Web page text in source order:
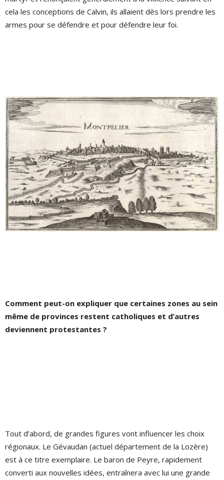
cela les conceptions de Calvin, ils allaient dès lors prendre les
armes pour se défendre et pour défendre leur foi.
Comment peut-on expliquer que certaines zones au sein
même de provinces restent catholiques et d’autres
deviennent protestantes ?
Tout d’abord, de grandes figures vont influencer les choix
régionaux. Le Gévaudan (actuel département de la Lozère)
est à ce titre exemplaire. Le baron de Peyre, rapidement
converti aux nouvelles idées, entraînera avec lui une grande